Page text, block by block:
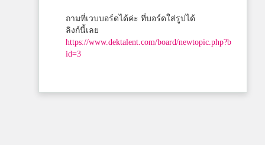
ถามที่เวบบอร์ดได้ค่ะ ที่บอร์ดใส่รูปได้
ลิงก์นี้เลย
https://www.dektalent.com/board/newtopic.php?b
id=3